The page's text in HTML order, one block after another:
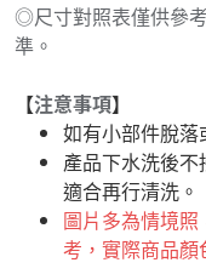
◎尺寸對照表僅供參
準。
【注意事項】
如有小部件脫落
產品下水洗後
適合再行清洗。
圖片多為情境
考，實際商品顏